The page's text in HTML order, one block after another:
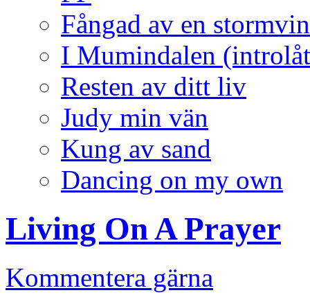
Fångad av en
I Mumindalen
Resten av ditt liv
Judy min vän
Kung av sand
Dancing on my own
Living On A Prayer
Kommentera gärna